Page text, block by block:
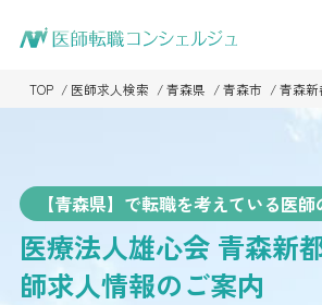
TOP 医師求人検索 青森県 青森市 青森
【青森県】で転職を考えている医
医療法人雄心会 青森新
師求人情報のご案内